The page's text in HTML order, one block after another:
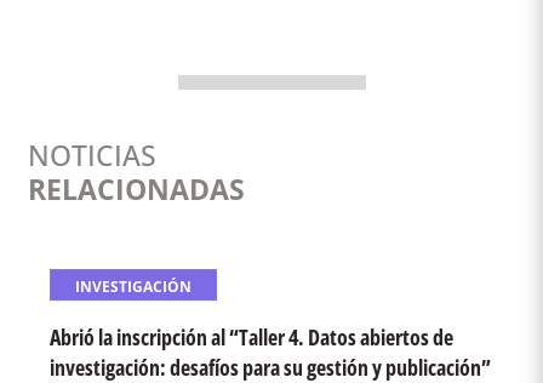
NOTICIAS
RELACIONADAS
INVESTIGACIÓN
Abrió la inscripción al “Taller 4. Datos abiertos de
investigación: desafíos para su gestión y publicación”